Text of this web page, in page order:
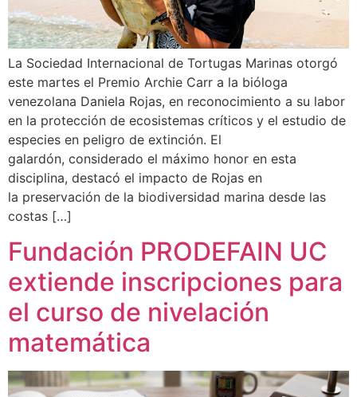
La Sociedad Internacional de Tortugas Marinas otorgó
este martes el Premio Archie Carr a la bióloga
venezolana Daniela Rojas, en reconocimiento a su labor
en la protección de ecosistemas críticos y el estudio de
especies en peligro de extinción. El
galardón, considerado el máximo honor en esta
disciplina, destacó el impacto de Rojas en
la preservación de la biodiversidad marina desde las
costas […]
Fundación PRODEFAIN UC
extiende inscripciones para
el curso de nivelación
matemática